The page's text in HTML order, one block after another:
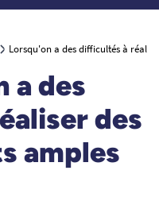
Lorsqu'on a des difficultés à
a des
des
amples